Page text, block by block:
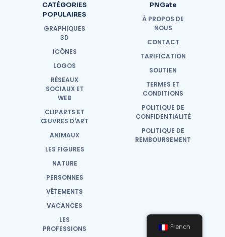
CATÉGORIES
POPULAIRES
GRAPHIQUES
3D
ICÔNES
LOGOS
RÉSEAUX
SOCIAUX ET
WEB
CLIPARTS ET
ŒUVRES D'ART
ANIMAUX
LES FIGURES
NATURE
PERSONNES
VÊTEMENTS
VACANCES
LES
PROFESSIONS
PNGate
À PROPOS DE
NOUS
CONTACT
TARIFICATION
SOUTIEN
TERMES ET
CONDITIONS
POLITIQUE DE
CONFIDENTIALITÉ
POLITIQUE DE
REMBOURSEMENT
French